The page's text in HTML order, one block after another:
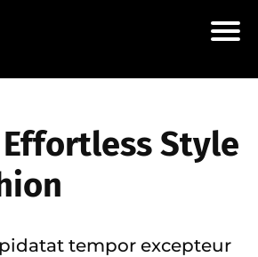
Style
tempor excepteur